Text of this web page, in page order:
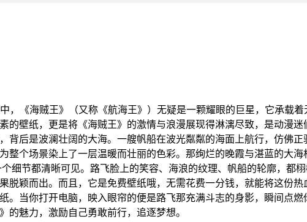
，《海贼王》（又称《航海王》）无疑是一颗耀眼的巨星，它承载
的壁纸，更是将《海贼王》的激情与浪漫展现得淋漓尽致，是动漫
背后是波澜壮阔的大海。一艘帆船在波光粼粼的海面上航行，仿佛
整个场景染上了一层温暖而壮丽的色彩。那绚烂的晚霞与湛蓝的大
细节都清晰可见。路飞脸上的笑容、海浪的纹理、帆船的轮廓，都
脱颖而出。而且，它是免费壁纸哦，无需花费一分钱，就能将这份
。当你打开电脑，映入眼帘的便是路飞那充满斗志的身影，瞬间点
的魅力，激励自己勇敢前行，追逐梦想。